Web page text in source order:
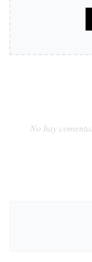
No hay